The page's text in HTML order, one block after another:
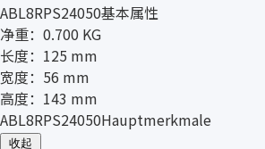
ABL8RPS24050基本属性
净重：0.700 KG
长度：125 mm
宽度：56 mm
高度：143 mm
ABL8RPS24050Hauptmerkmale